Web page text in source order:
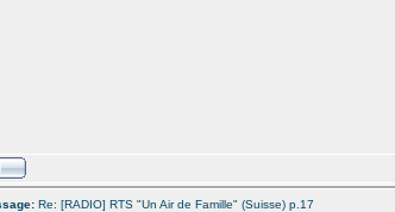
Re: [RADIO] RTS "Un Air de Famille" (Suisse) p.17